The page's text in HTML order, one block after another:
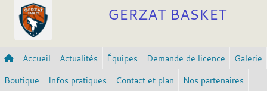
GERZAT BASKET
Accueil Actualités Équipes Demande de licence
Galerie
Boutique
Infos pratiques Contact et plan Nos partenaires
Panneau de gestion des cookies